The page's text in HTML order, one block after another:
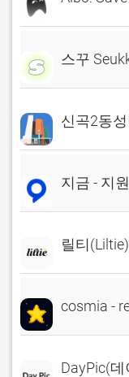
스꾸
신곡2동
지금 - 지
릴티
cosmia -
DayPic(